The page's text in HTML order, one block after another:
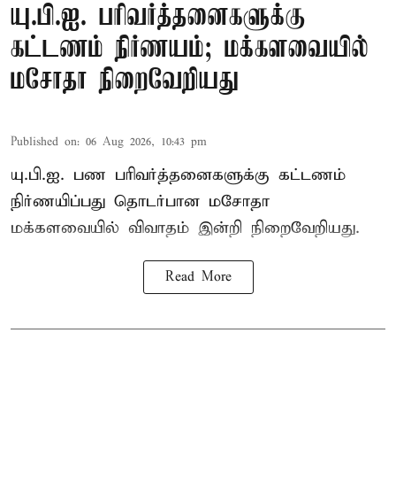
யு.பி.ஐ. பரிவர்த்தனைகளுக்கு
கட்டணம் நிர்ணயம்; மக்களவையில்
மசோதா நிறைவேறியது
Published on: 06 Aug 2026, 10:43 pm
யு.பி.ஐ. பண பரிவர்த்தனைகளுக்கு கட்டணம்
நிர்ணயிப்பது தொடர்பான மசோதா
மக்களவையில் விவாதம் இன்றி நிறைவேறியது.
Read More